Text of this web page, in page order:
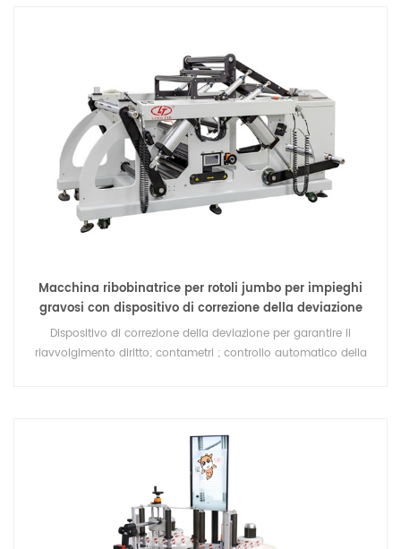
Macchina ribobinatrice per rotoli jumbo per impieghi
gravosi con dispositivo di correzione della deviazione
Dispositivo di correzione della deviazione per garantire il
riavvolgimento diritto; contametri ; controllo automatico della